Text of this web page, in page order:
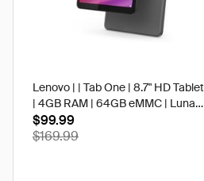
Lenovo | | Tab One | 8.7" HD Tablet
| 4GB RAM | 64GB eMMC | Luna
Grey | Best Buy
$99.99
$169.99